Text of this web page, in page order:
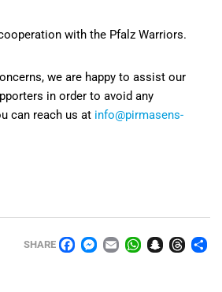
with the Pfalz Warriors.
we are happy to assist our
in order to avoid any
can reach us at info@pirmasens-
SHARE
FACEBOOK
MESSENGER
EMAILWHATSAPP